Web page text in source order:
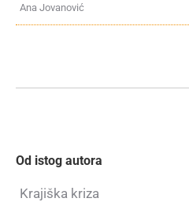
Ana Jovanović
Od istog autora
Krajiška kriza